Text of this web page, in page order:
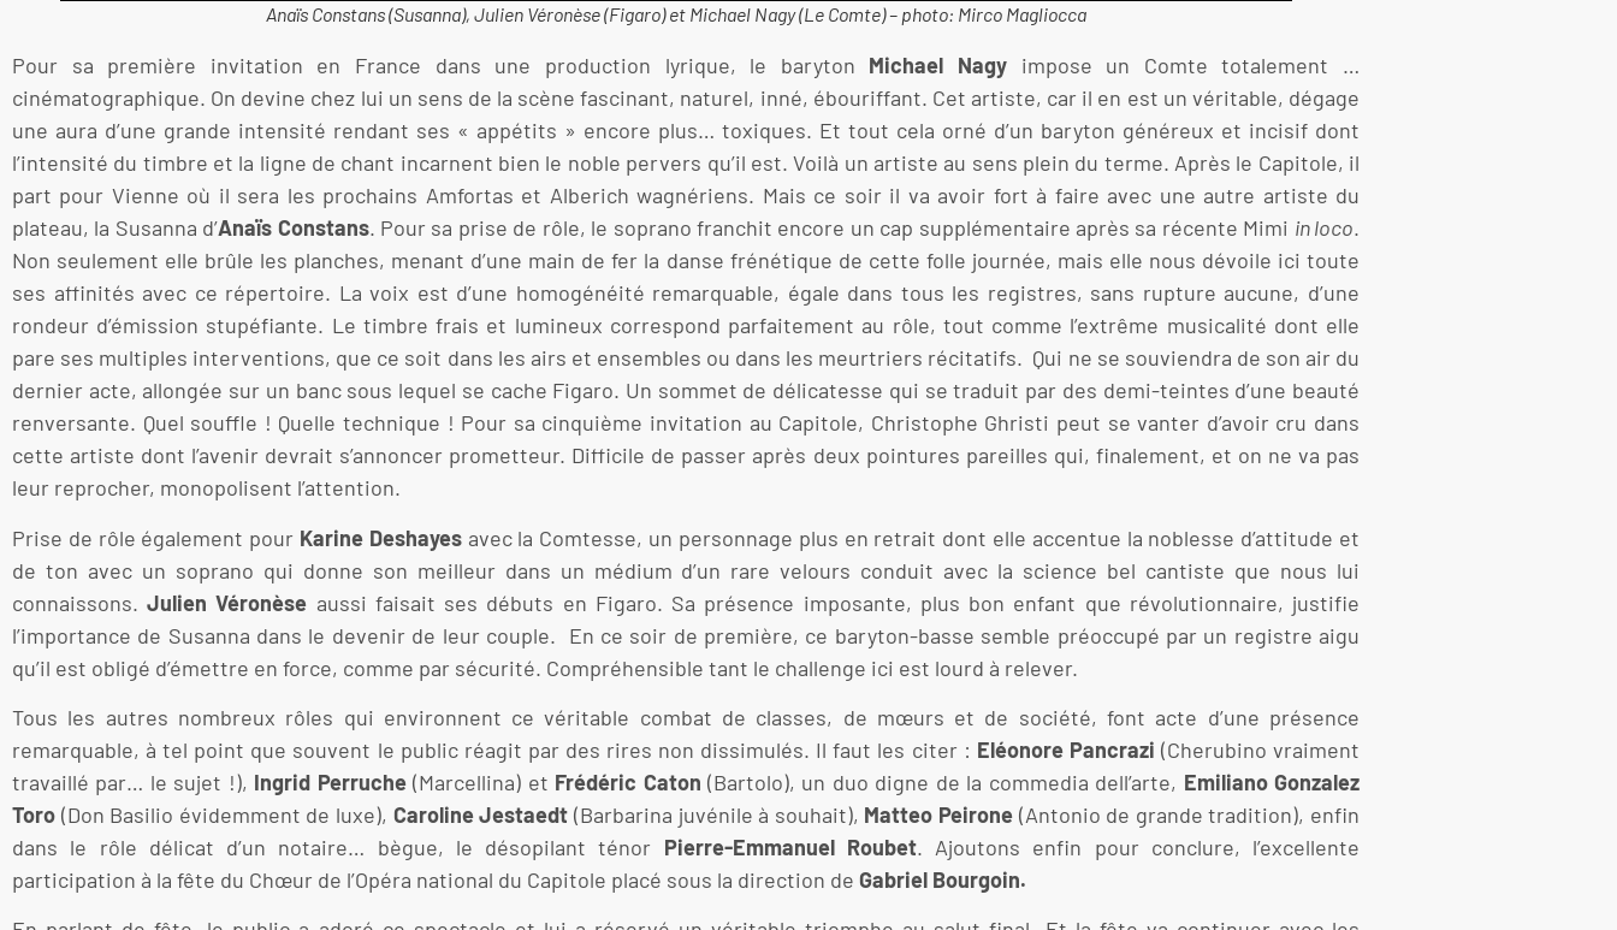
Anaïs Constans (Susanna), Julien Véronèse (Figaro) et Michael Nagy (Le Comte) – photo: Mirco Magliocca
Pour sa première invitation en France dans une production lyrique, le baryton Michael Nagyimpose un Comte totalement …
cinématographique. On devine chez lui un sens de la scène fascinant, naturel, inné, ébouriffant. Cet artiste, car il en est un véritable, dégage
une aura d’une grande intensité rendant ses « appétits » encore plus… toxiques. Et tout cela orné d’un baryton généreux et incisif dont
l’intensité du timbre et la ligne de chant incarnent bien le noble pervers qu’il est. Voilà un artiste au sens plein du terme. Après le Capitole, il
part pour Vienne où il sera les prochains Amfortas et Alberich wagnériens. Mais ce soir il va avoir fort à faire avec une autre artiste du
plateau, la Susanna d’Anaïs Constans. Pour sa prise de rôle, le soprano franchit encore un cap supplémentaire après sa récente Mimi in loco.
Non seulement elle brûle les planches, menant d’une main de fer la danse frénétique de cette folle journée, mais elle nous dévoile ici toute
ses affinités avec ce répertoire. La voix est d’une homogénéité remarquable, égale dans tous les registres, sans rupture aucune, d’une
rondeur d’émission stupéfiante. Le timbre frais et lumineux correspond parfaitement au rôle, tout comme l’extrême musicalité dont elle
pare ses multiples interventions, que ce soit dans les airs et ensembles ou dans les meurtriers récitatifs. Qui ne se souviendra de son air du
dernier acte, allongée sur un banc sous lequel se cache Figaro. Un sommet de délicatesse qui se traduit par des demi-teintes d’une beauté
renversante. Quel souffle ! Quelle technique ! Pour sa cinquième invitation au Capitole, Christophe Ghristi peut se vanter d’avoir cru dans
cette artiste dont l’avenir devrait s’annoncer prometteur. Difficile de passer après deux pointures pareilles qui, finalement, et on ne va pas
leur reprocher, monopolisent l’attention.
Prise de rôle également pour Karine Deshayesavec la Comtesse, un personnage plus en retrait dont elle accentue la noblesse d’attitude et
de ton avec un soprano qui donne son meilleur dans un médium d’un rare velours conduit avec la science bel cantiste que nous lui
connaissons.Julien Véronèse aussi faisait ses débuts en Figaro. Sa présence imposante, plus bon enfant que révolutionnaire, justifie
l’importance de Susanna dans le devenir de leur couple. En ce soir de première, ce baryton-basse semble préoccupé par un registre aigu
qu’il est obligé d’émettre en force, comme par sécurité. Compréhensible tant le challenge ici est lourd à relever.
Tous les autres nombreux rôles qui environnent ce véritable combat de classes, de mœurs et de société, font acte d’une présence
remarquable, à tel point que souvent le public réagit par des rires non dissimulés. Il faut les citer : Eléonore Pancrazi (Cherubino vraiment
travaillé par… le sujet !), Ingrid Perruche(Marcellina) et Frédéric Caton (Bartolo), un duo digne de la commedia dell’arte, Emiliano Gonzalez
Toro (Don Basilio évidemment de luxe), Caroline Jestaedt (Barbarina juvénile à souhait), Matteo Peirone(Antonio de grande tradition), enfin
dans le rôle délicat d’un notaire… bègue, le désopilant ténor Pierre-Emmanuel Roubet. Ajoutons enfin pour conclure, l’excellente
participation à la fête du Chœur de l’Opéra national du Capitole placé sous la direction de Gabriel Bourgoin.